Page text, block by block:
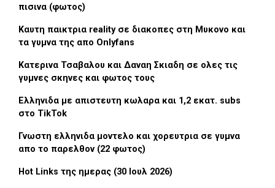
πισινα (φωτος)
Καυτη παικτρια reality σε διακοπες στη Μυκονο και
τα γυμνα της απο Onlyfans
Κατερινα Τσαβαλου και Δαναη Σκιαδη σε ολες τις
γυμνες σκηνες και φωτος τους
Ελληνιδα με απιστευτη κωλαρα και 1,2 εκατ. subs
στο TikTok
Γνωστη ελληνιδα μοντελο και χορευτρια σε γυμνα
απο το παρελθον (22 φωτος)
Hot Links της ημερας (30 Ιουλ 2026)